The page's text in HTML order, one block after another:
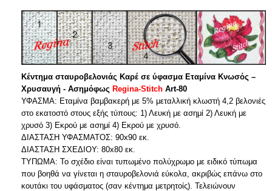
Κέντημα σταυροβελονιάς Καρέ σε ύφασμα Εταμίνα Κνωσός –
Χρυσαυγή - Ασημόφως Regina-Stitch Art-80
ΥΦΑΣΜΑ: Εταμίνα βαμβακερή με 5% μεταλλική κλωστή 4,2 βελονιές
στο εκατοστό στους εξής τύπους: 1) Λευκή με ασημί 2) Λευκή με
χρυσό 3) Εκρού με ασημί 4) Εκρού με χρυσό.
ΔΙΑΣΤΑΣΗ ΥΦΑΣΜΑΤΟΣ: 90x90 εκ.
ΔΙΑΣΤΑΣΗ ΣΧΕΔΙΟΥ: 80x80 εκ.
ΤΥΠΩΜΑ: To σχέδιο είναι τυπωμένο πολύχρωμο με ειδικό τύπωμα
που βοηθά να γίνεται η σταυροβελονιά εύκολα, ακριβώς επάνω στο
κουτάκι του υφάσματος (σαν κέντημα μετρητοίς). Τελειώνουν